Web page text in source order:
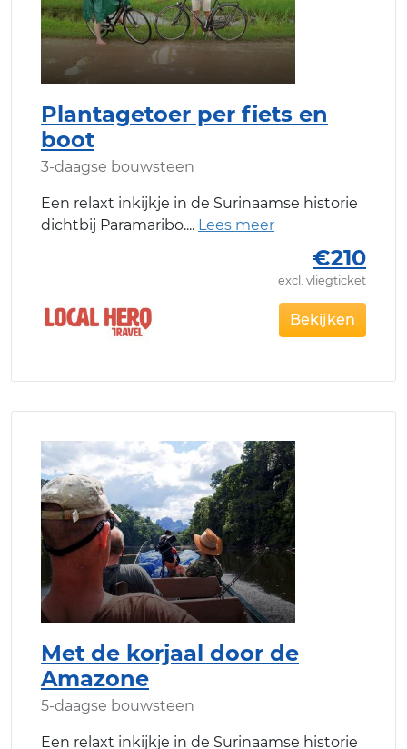
Plantagetoer per fiets en
boot
3-daagse bouwsteen
Een relaxt inkijkje in de Surinaamse historie
dichtbij Paramaribo.
€210
excl. vliegticket
Bekijken
Met de korjaal door de
Amazone
5-daagse bouwsteen
Een relaxt inkijkje in de Surinaamse historie